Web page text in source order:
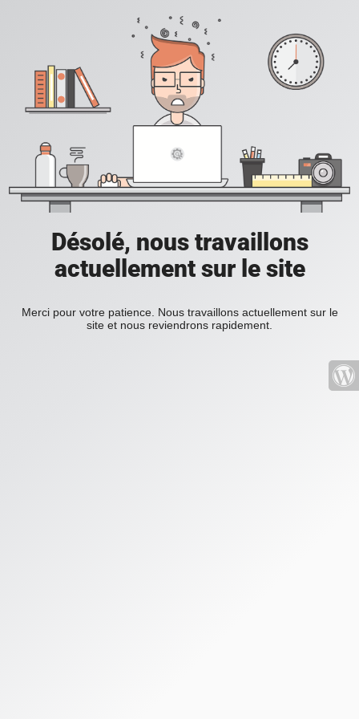
Désolé, nous travaillons
actuellement sur le site
Merci pour votre patience. Nous travaillons actuellement sur le
site et nous reviendrons rapidement.